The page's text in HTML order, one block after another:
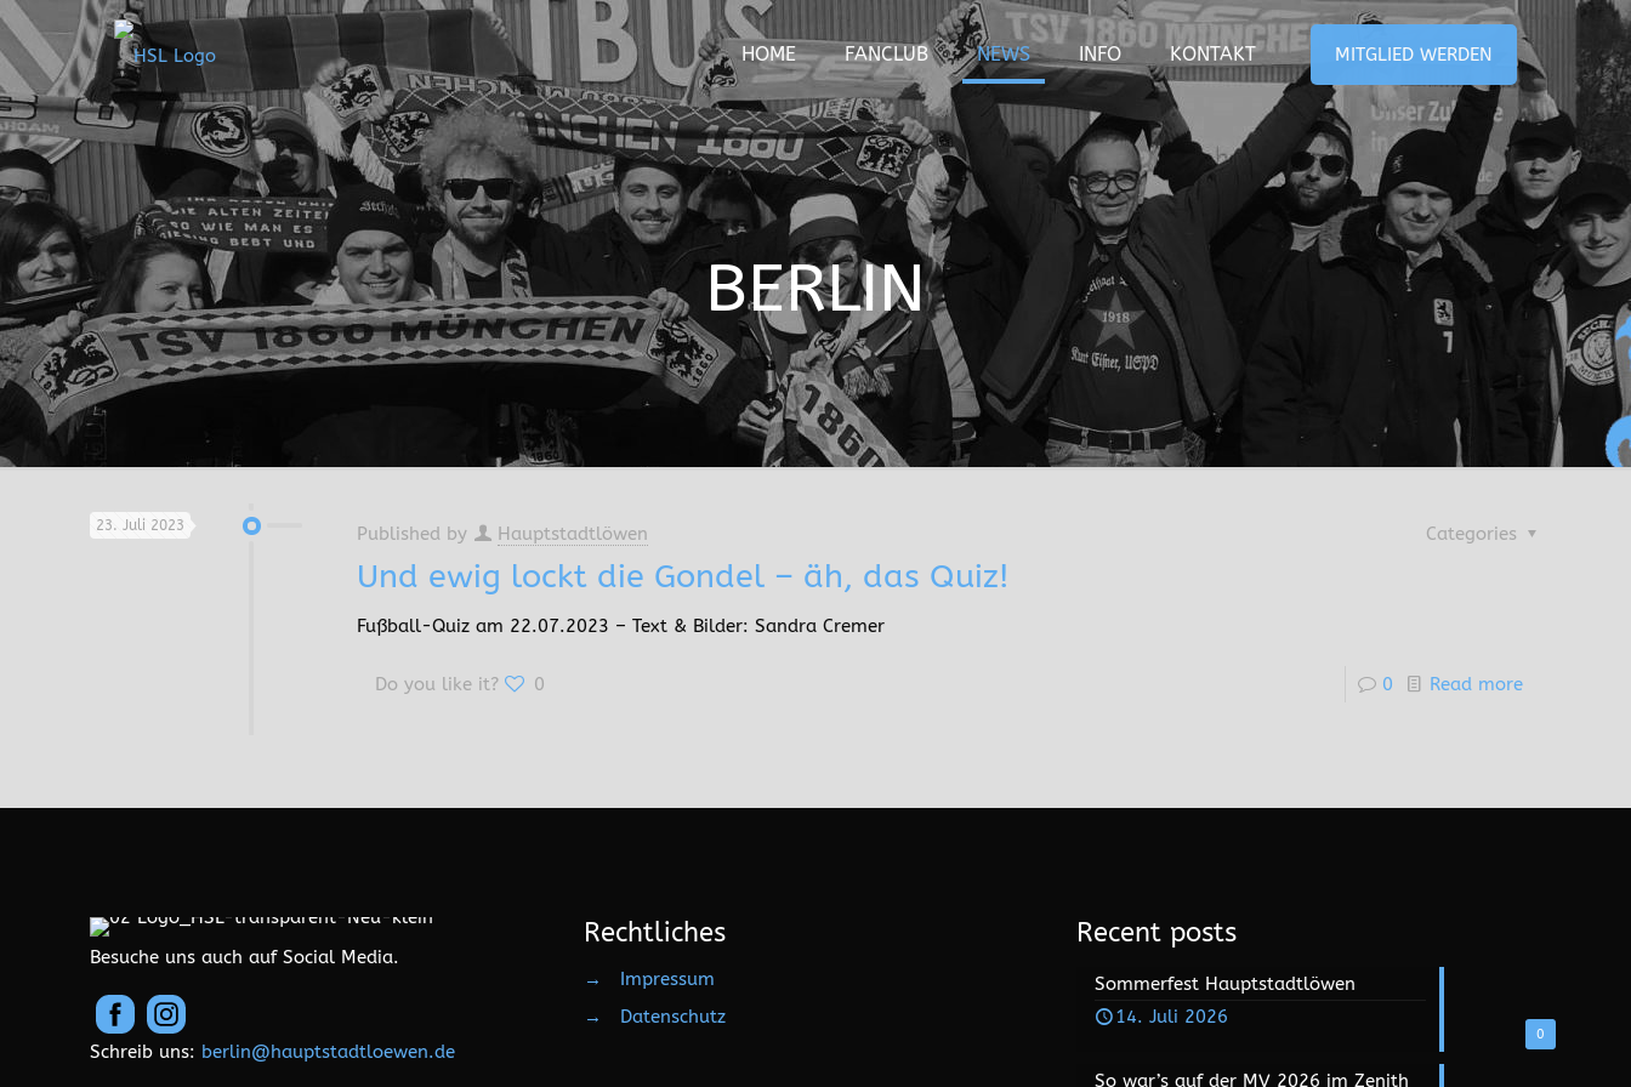
HOME FANCLUB NEWS INFO KONTAKT MITGLIED WERDEN
BERLIN
23. Juli 2023 Published by Hauptstadtlöwen Categories
Und ewig lockt die Gondel – äh, das Quiz!
Fußball-Quiz am 22.07.2023 – Text & Bilder: Sandra Cremer
Do you like it? 0 0 Read more
Besuche uns auch auf Social Media.
Schreib uns: berlin@hauptstadtloewen.de
Rechtliches
→
Impressum
→
Datenschutz
Recent posts
0
Sommerfest Hauptstadtlöwen
14. Juli 2026
So war’s auf der MV 2026 im Zenith